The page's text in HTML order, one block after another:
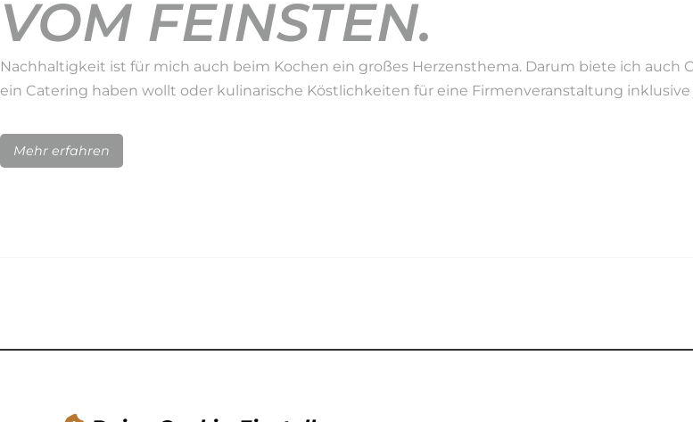
VOM FEINSTEN.
Nachhaltigkeit ist für mich auch beim Kochen ein großes Herzensthema. Darum biete ich auch
ein Catering haben wollt oder kulinarische Köstlichkeiten für eine Firmenveranstaltung
Mehr erfahren
NACHHALTIGKEIT